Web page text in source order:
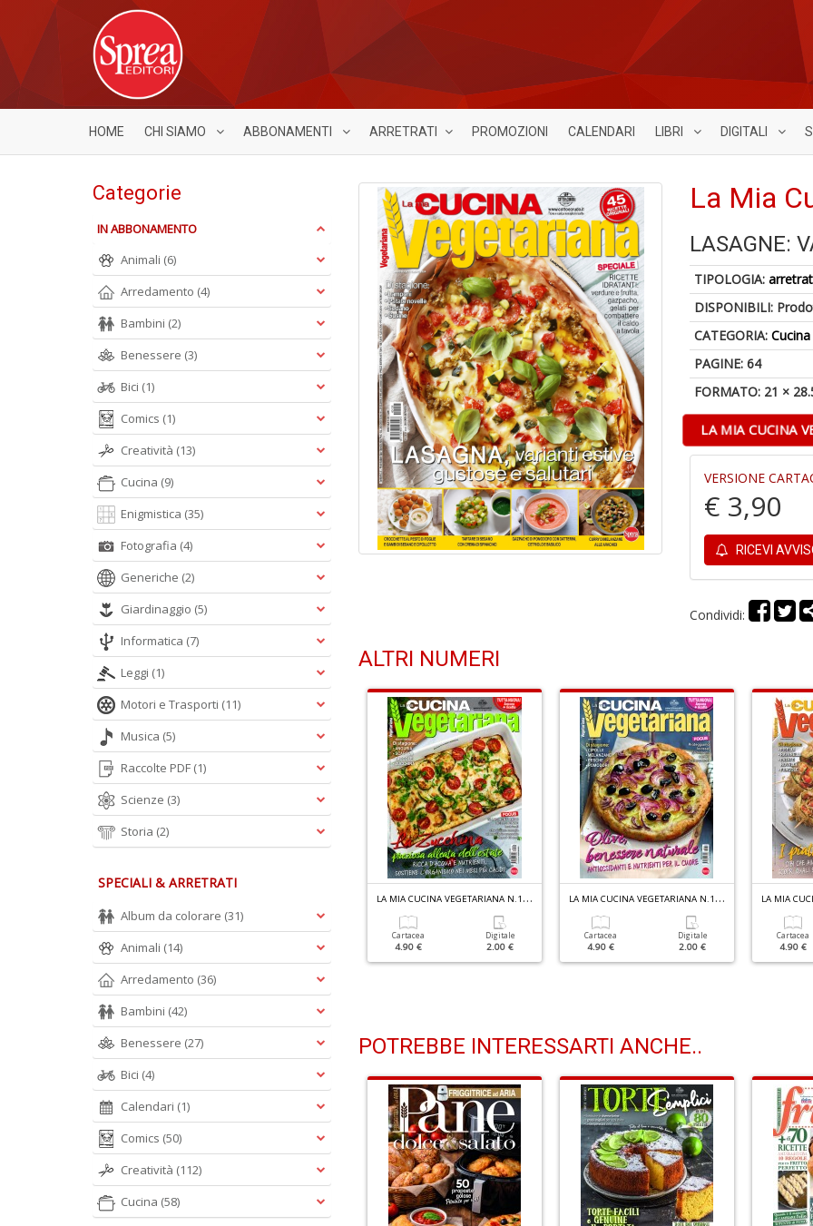
HOME CHI SIAMO ABBONAMENTI ARRETRATI PROMOZIONI CALENDARI LIBRI DIGITALI
La Mia
LASAGNE:
TIPOLOGIA:
DISPONIBILI:
CATEGORIA:Cucina
PAGINE: 64
FORMATO: 21 ×
LA MIA CUCINA
VERSIONE
€ 3,90
RICEVI
Condividi:
ALTRI NUMERI
Primavera Nel Piatto
Digitale
1.90 €
Cavolo Cappuccio
3.90 €
Digitale
1.90 €
L
A MIA CUCINA VEGETARIANA N.138
Cartacea
4.90 €
Digitale
2.00 €
L
A MIA CUCINA VEGETARIANA N.137
Cartacea
4.90 €
Digitale
2.00 €
Cartacea
4.90 €
POTREBBE INTERESSARTI ANCHE..
Categorie
IN ABBONAMENTO
Animali (6)
Arredamento (4)
Bambini (2)
Benessere (3)
Bici (1)
Comics (1)
Creatività (13)
Cucina (9)
Enigmistica (35)
Fotografia (4)
Generiche (2)
Giardinaggio (5)
Informatica (7)
Leggi (1)
Motori e Trasporti (11)
Musica (5)
Raccolte PDF (1)
Scienze (3)
Storia (2)
SPECIALI & ARRETRATI
Album da colorare (31)
Animali (14)
Arredamento (36)
Bambini (42)
Benessere (27)
Bici (4)
Calendari (1)
Comics (50)
Creatività (112)
Cucina (58)